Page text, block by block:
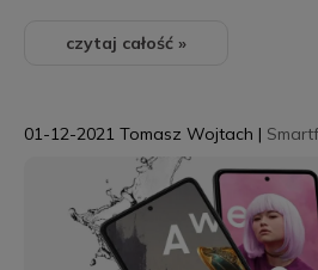
czytaj całość »
01-12-2021 Tomasz Wojtach |